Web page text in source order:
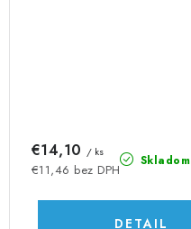
Skladom
€11,46 bez DPH
€14,10 / ks
DETAIL